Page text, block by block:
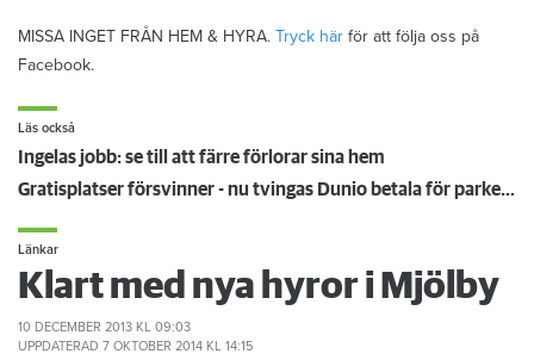
MISSA INGET FRÅN HEM & HYRA. Tryck här för att följa oss på
Facebook.
Läs också
Ingelas jobb: se till att färre förlorar sina hem
Gratisplatser försvinner - nu tvingas Dunio betala för parkeringen
Länkar
Klart med nya hyror i Mjölby
10 DECEMBER 2013 KL 09:03
UPPDATERAD 7 OKTOBER 2014 KL 14:15